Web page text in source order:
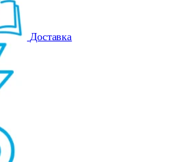
Доставка